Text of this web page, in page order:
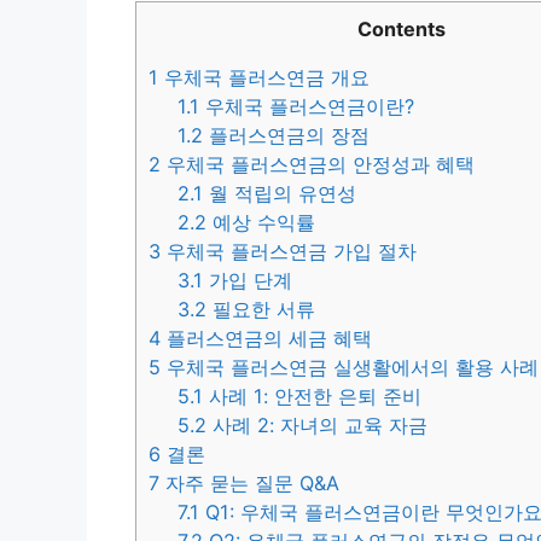
Contents
1 우체국 플러스연금 개요
1.1 우체국 플러스연금이란?
1.2 플러스연금의 장점
2 우체국 플러스연금의 안정성과 혜택
2.1 월 적립의 유연성
2.2 예상 수익률
3 우체국 플러스연금 가입 절차
3.1 가입 단계
3.2 필요한 서류
4 플러스연금의 세금 혜택
5 우체국 플러스연금 실생활에서의 활용 사례
5.1 사례 1: 안전한 은퇴 준비
5.2 사례 2: 자녀의 교육 자금
6 결론
7 자주 묻는 질문 Q&A
7.1 Q1: 우체국 플러스연금이란 무엇인가